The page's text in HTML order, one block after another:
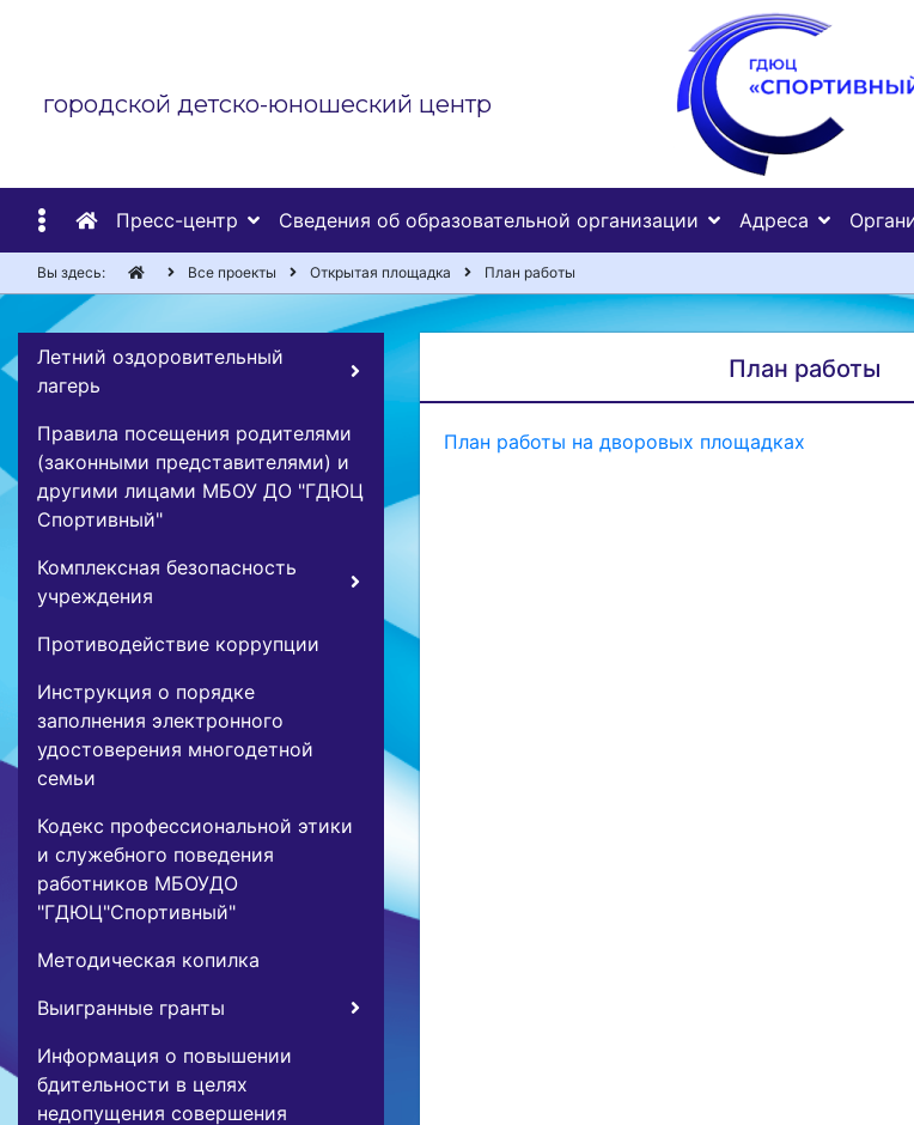
городской детско-юношеский центр
Пресс-центр Сведения об образовательной организации Адреса
Вы здесь: Все проекты Открытая площадка План работы
Летний оздоровительный
лагерь
Правила посещения родителями
(законными представителями) и
другими лицами МБОУ ДО "ГДЮЦ
Спортивный"
Комплексная безопасность
учреждения
Противодействие коррупции
Инструкция о порядке
заполнения электронного
удостоверения многодетной
семьи
Кодекс профессиональной этики
и служебного поведения
работников МБОУДО
"ГДЮЦ"Спортивный"
Методическая копилка
Выигранные гранты
Информация о повышении
бдительности в целях
недопущения совершения
План работы
План работы на дворовых площадках